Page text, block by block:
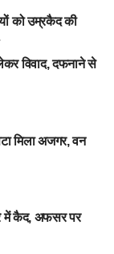
को उम्रकैद की
विवाद, दफनाने से
मिला अजगर, वन
में कैद, अफसर पर